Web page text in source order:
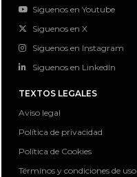
Siguenos en Youtube
Siguenos en X
Siguenos en Instagram
Siguenos en LinkedIn
TEXTOS LEGALES
Aviso legal
Política de privacidad
Política de Cookies
Términos y condiciones de uso